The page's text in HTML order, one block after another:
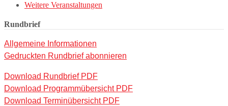
Weitere Veranstaltungen
Rundbrief
Allgemeine Informationen
Gedruckten Rundbrief abonnieren
Download Rundbrief PDF
Download Programmübersicht PDF
Download Terminübersicht PDF